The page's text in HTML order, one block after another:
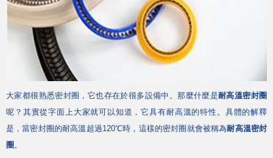
大家都很熟悉密封圈，它也存在於很多設備中。那麼什麼是耐高溫密封圈
呢？其實從字面上大家就可以知道，它具有耐高溫的特性。具體的解釋
是，當密封圈的耐高溫超過120℃時，這樣的密封圈就會被稱為耐高溫密封
圈 。